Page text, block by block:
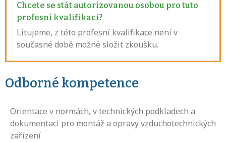
Chcete se stát autorizovanou osobou pro tuto
profesní kvalifikaci?
Litujeme, z této profesní kvalifikace není v
současné době možné složit zkoušku.
Odborné kompetence
Orientace v normách, v technických podkladech a
dokumentaci pro montáž a opravy vzduchotechnických
zařízení